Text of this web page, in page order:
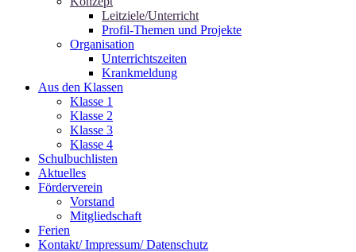
Leitziele/Unterricht
Profil-Themen und Projekte
Organisation
Unterrichtszeiten
Krankmeldung
Aus den Klassen
Klasse 1
Klasse 2
Klasse 3
Klasse 4
Schulbuchlisten
Aktuelles
Förderverein
Vorstand
Mitgliedschaft
Ferien
Kontakt/ Impressum/ Datenschutz